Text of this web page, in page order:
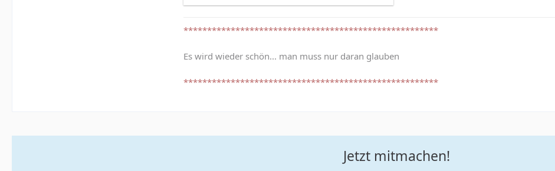
******************************************************
Es wird wieder schön... man muss nur daran glauben
******************************************************
Jetzt mitmachen!